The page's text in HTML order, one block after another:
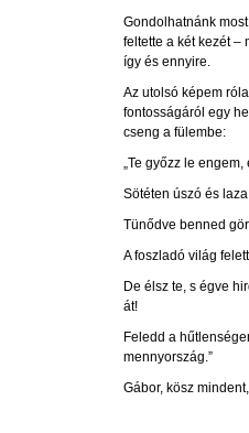
Gondolhatnánk
feltette a két kezét –
így és ennyire.
Az utolsó képem
fontosságáról egy
cseng a fülembe:
„Te győzz le engem,
Sötéten úszó és
Tünődve benned
A foszladó világ
De élsz te, s égve
át!
Feledd a
mennyország.”
Gábor, kösz